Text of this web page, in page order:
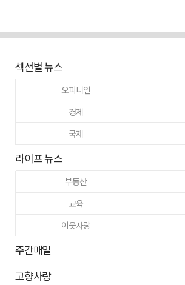
섹션별 뉴스
오피니언
경제
국제
라이프 뉴스
부동산
교육
이웃사랑
주간매일
고향사랑